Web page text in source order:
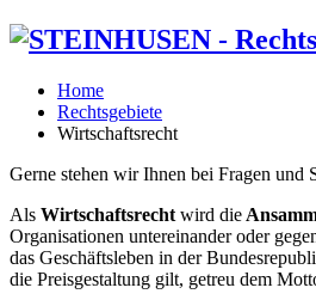
Home
Rechtsgebiete
Wirtschaftsrecht
Gerne stehen wir Ihnen bei Fragen und
Als Wirtschaftsrecht wird die
Organisationen untereinander oder
das Geschäftsleben in der
die Preisgestaltung gilt, getreu dem